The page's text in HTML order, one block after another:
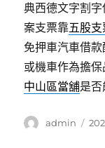
典西德文字割
案支票靠五股
免押車汽車借
或機車作為擔
中山區當舖是
作
admin
發